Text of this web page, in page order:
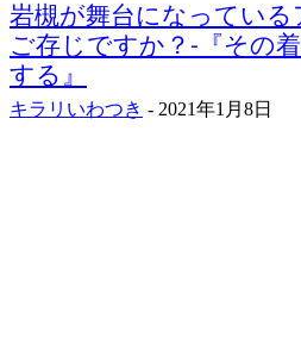
岩槻が舞台になってい
ご存じですか？-『その
する』
キラリいわつき - 2021年1月8日